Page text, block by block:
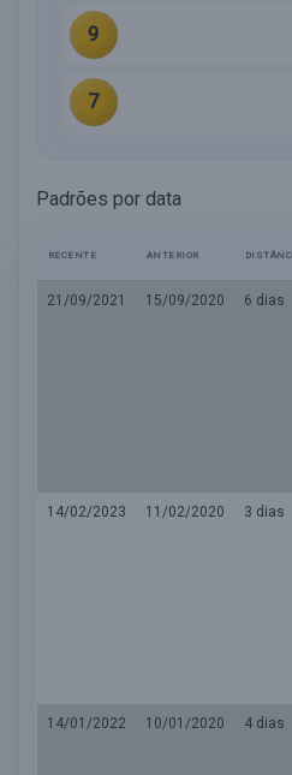
9
7
Padrões por data
RECENTE ANTERIOR
21/09/2021 15/09/2020
6 dias
14/02/2023 11/02/2020
3 dias
14/01/2022 10/01/2020
4 dias